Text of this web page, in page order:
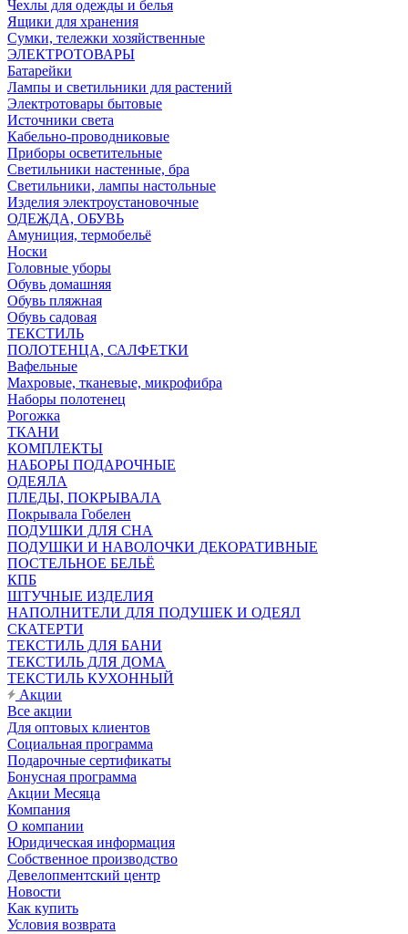
Чехлы для одежды и белья
Ящики для хранения
Сумки, тележки хозяйственные
ЭЛЕКТРОТОВАРЫ
Батарейки
Лампы и светильники для растений
Электротовары бытовые
Источники света
Кабельно-проводниковые
Приборы осветительные
Светильники настенные, бра
Светильники, лампы настольные
Изделия электроустановочные
ОДЕЖДА, ОБУВЬ
Амуниция, термобельё
Носки
Головные уборы
Обувь домашняя
Обувь пляжная
Обувь садовая
ТЕКСТИЛЬ
ПОЛОТЕНЦА, САЛФЕТКИ
Вафельные
Махровые, тканевые, микрофибра
Наборы полотенец
Рогожка
ТКАНИ
КОМПЛЕКТЫ
НАБОРЫ ПОДАРОЧНЫЕ
ОДЕЯЛА
ПЛЕДЫ, ПОКРЫВАЛА
Покрывала Гобелен
ПОДУШКИ ДЛЯ СНА
ПОДУШКИ И НАВОЛОЧКИ ДЕКОРАТИВНЫЕ
ПОСТЕЛЬНОЕ БЕЛЬЁ
КПБ
ШТУЧНЫЕ ИЗДЕЛИЯ
НАПОЛНИТЕЛИ ДЛЯ ПОДУШЕК И ОДЕЯЛ
СКАТЕРТИ
ТЕКСТИЛЬ ДЛЯ БАНИ
ТЕКСТИЛЬ ДЛЯ ДОМА
ТЕКСТИЛЬ КУХОННЫЙ
Акции
Все акции
Для оптовых клиентов
Социальная программа
Подарочные сертификаты
Бонусная программа
Акции Месяца
Компания
О компании
Юридическая информация
Собственное производство
Девелопментский центр
Новости
Как купить
Условия возврата